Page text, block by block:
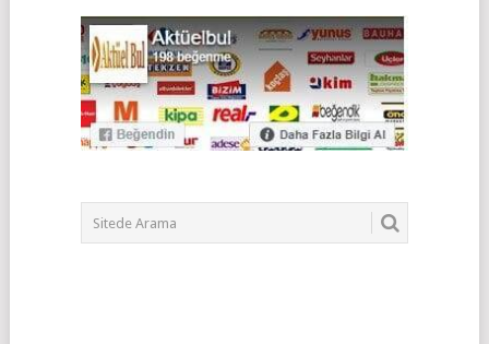
NAVIGATION